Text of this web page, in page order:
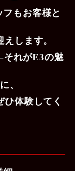
もお客様と
します。
れがE3の魅
、
体験してく